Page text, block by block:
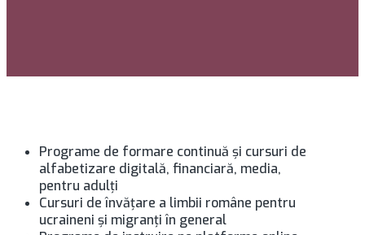
Programe de formare continuă şi cursuri de
alfabetizare digitală, financiară, media,
pentru adulţi
Cursuri de învăţare a limbii române pentru
ucraineni şi migranţi în general